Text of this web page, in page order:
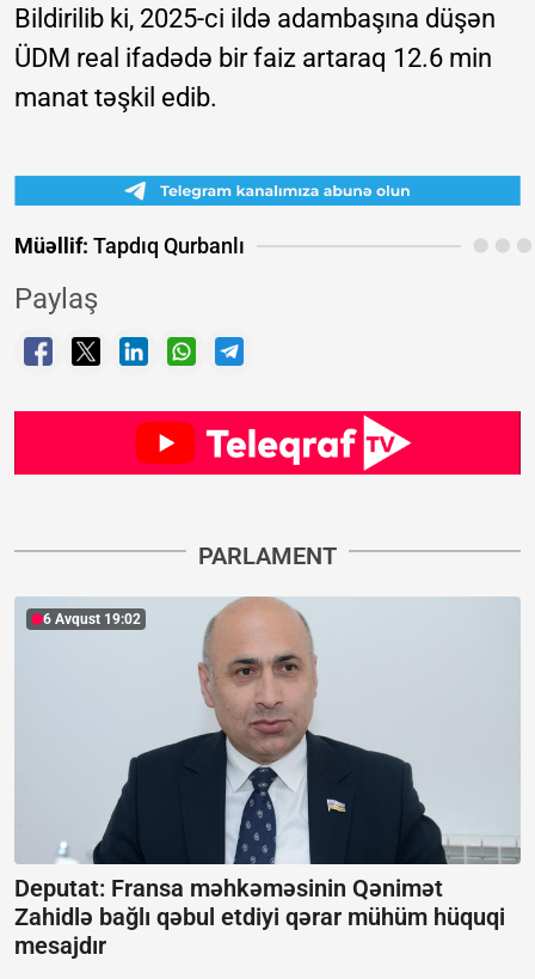
Bildirilib ki, 2025-ci ildə adambaşına düşən
ÜDM real ifadədə bir faiz artaraq 12.6 min
manat təşkil edib.
Müəllif: Tapdıq Qurbanlı
Paylaş
PARLAMENT
6 Avqust 19:02
Deputat: Fransa məhkəməsinin Qənimət
Zahidlə bağlı qəbul etdiyi qərar mühüm hüquqi
mesajdır